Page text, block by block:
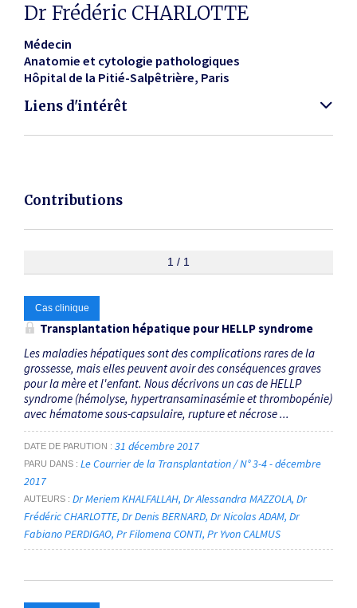
Dr Frédéric CHARLOTTE
Médecin
Anatomie et cytologie pathologiques
Hôpital de la Pitié-Salpêtrière Paris
Liens d'intérêt
Contributions
1 / 1
Cas clinique
Transplantation hépatique pour HELLP syndrome
Les maladies hépatiques sont des complications rares de la
grossesse, mais elles peuvent avoir des conséquences graves
pour la mère et l'enfant. Nous décrivons un cas de HELLP
syndrome (hémolyse, hypertransaminasémie et thrombopénie)
avec hématome sous-capsulaire, rupture et nécrose ...
DATE DE PARUTION 31 décembre 2017
PARU DANS
Le Courrier de la Transplantation / N° 3-4 - décembre
2017
AUTEURS Dr Meriem KHALFALLAH Dr Alessandra MAZZOLA Dr
Frédéric CHARLOTTE Dr Denis BERNARD Dr Nicolas ADAM Dr
Fabiano PERDIGAO Pr Filomena CONTI Pr Yvon CALMUS